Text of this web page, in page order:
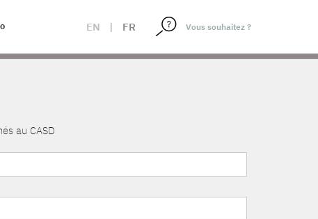
EN | FR
au CASD